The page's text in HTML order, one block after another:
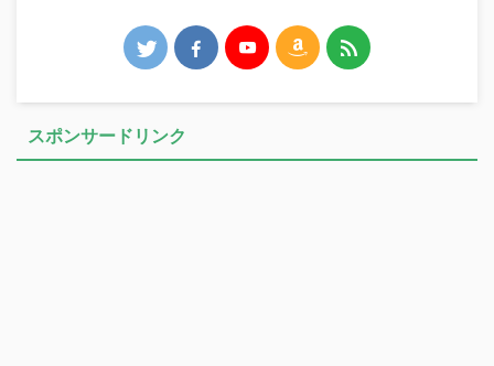
スポンサードリンク